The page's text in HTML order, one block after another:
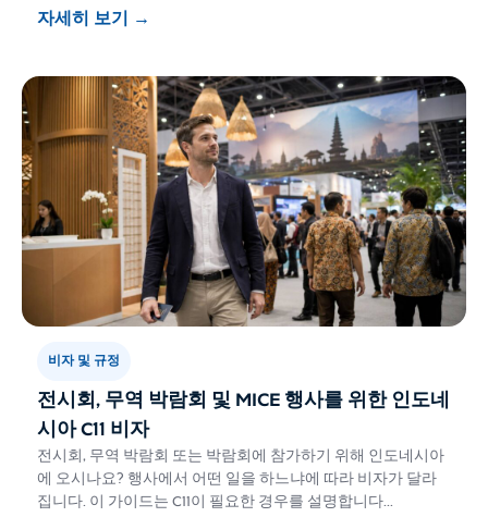
자세히 보기 →
비자 및 규정
전시회, 무역 박람회 및 MICE 행사를 위한 인도네
시아 C11 비자
전시회, 무역 박람회 또는 박람회에 참가하기 위해 인도네시아
에 오시나요? 행사에서 어떤 일을 하느냐에 따라 비자가 달라
집니다. 이 가이드는 C11이 필요한 경우를 설명합니다...